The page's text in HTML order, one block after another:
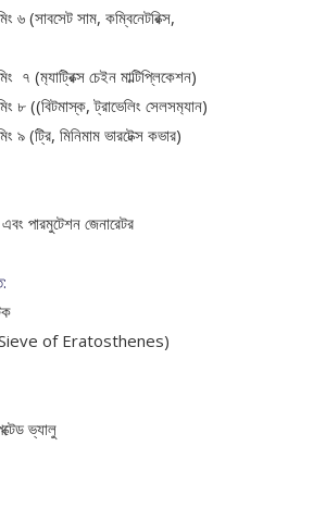
৬ (সাবসেট সাম, কম্বিনেটরিক্স,
৭ (ম‍্যাট্রিক্স চেইন মাল্টিপ্লিকেশন)
৮ ((বিটমাস্ক, ট্রাভেলিং সেলসম‍্যান)
৯ (ট্রি, মিনিমাম ভারটেক্স কভার)
পারমুটেশন জেনারেটর
(Sieve of Eratosthenes)
ভ্যালু